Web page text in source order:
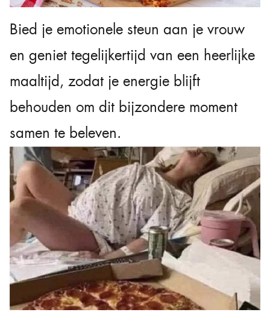
Bied je emotionele steun aan je vrouw
en geniet tegelijkertijd van een heerlijke
maaltijd, zodat je energie blijft
behouden om dit bijzondere moment
samen te beleven.